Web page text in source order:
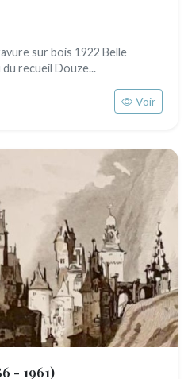
sur bois 1922 Belle
recueil Douze...
Voir
- 1961)